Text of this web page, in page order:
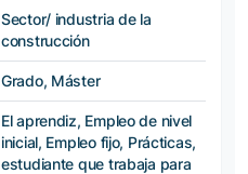
Sector/ industria de la
construcción
Grado, Máster
El aprendiz, Empleo de nivel
inicial, Empleo fijo, Prácticas,
estudiante que trabaja para